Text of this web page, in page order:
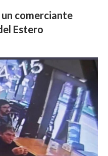
un comerciante
Estero